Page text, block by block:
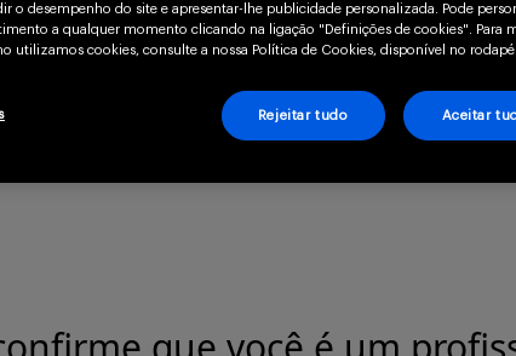
globalmente reconhecidos para
adequada e focada no
o desempenho do site e apresentar-lhe publicidade personalizada. Pode
a qualquer momento clicando na ligação "Definições de cookies". Para
utilizamos cookies, consulte a nossa Política de Cookies, disponível no rodapé
Rejeitar tudo Aceitar